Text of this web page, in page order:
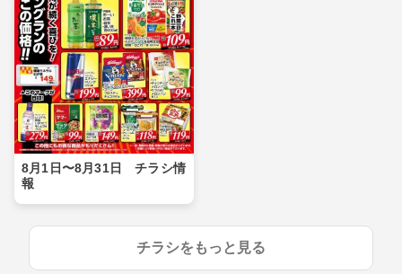
8月1日〜8月31日 チラシ情
報
チラシをもっと見る